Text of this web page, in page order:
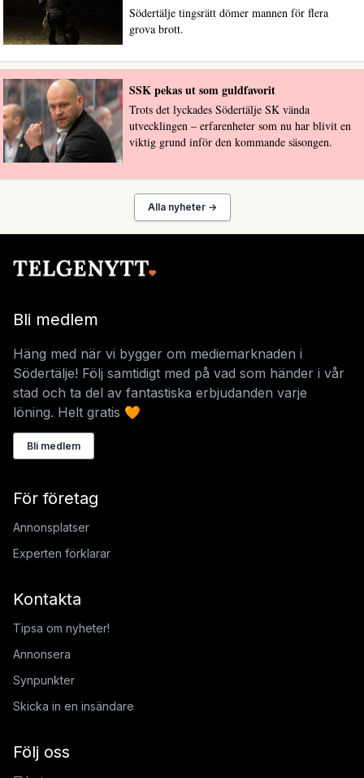
Södertälje tingsrätt dömer mannen för flera
grova brott.
SSK pekas ut som guldfavorit
Trots det lyckades Södertälje SK vända
utvecklingen – erfarenheter som nu har blivit en
viktig grund inför den kommande säsongen.
Alla nyheter →
Bli medlem
Häng med när vi bygger om mediemarknaden i
Södertälje! Följ samtidigt med på vad som händer i vår
stad och ta del av fantastiska erbjudanden varje
löning. Helt gratis 🧡
Bli medlem
För företag
Annonsplatser
Experten förklarar
Kontakta
Tipsa om nyheter!
Annonsera
Synpunkter
Skicka in en insändare
Följ oss